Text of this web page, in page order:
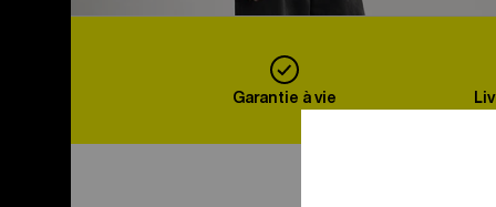
Garantie à vie